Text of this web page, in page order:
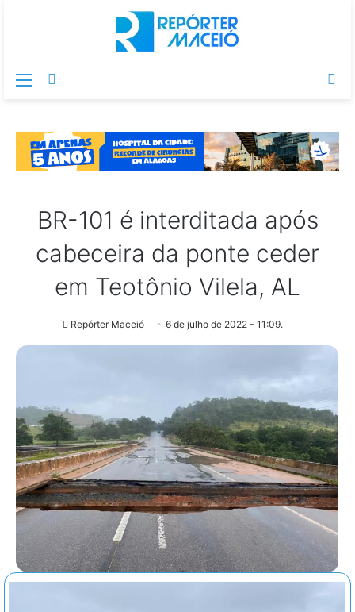
Menu
BR-101 é interditada após
cabeceira da ponte ceder
em Teotônio Vilela, AL
Repórter Maceió 6 de julho de 2022 - 11:09.